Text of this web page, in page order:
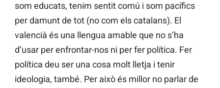
som educats, tenim sentit comú i som pacífics
per damunt de tot (no com els catalans). El
valencià és una llengua amable que no s’ha
d’usar per enfrontar-nos ni per fer política. Fer
política deu ser una cosa molt lletja i tenir
ideologia, també. Per això és millor no parlar de